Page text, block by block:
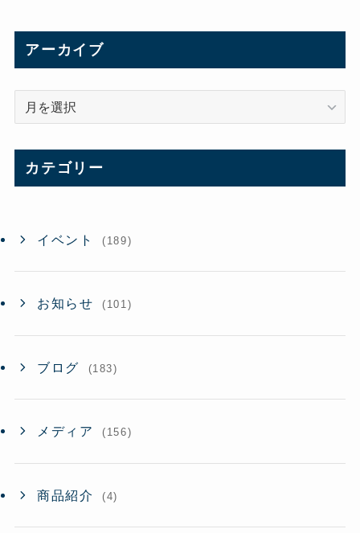
アーカイブ
ブ
カテゴリー
イベント (189)
お知らせ (101)
ブログ (183)
メディア (156)
商品紹介 (4)